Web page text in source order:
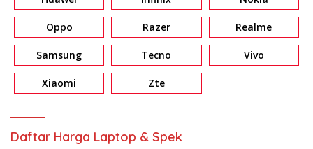
Oppo Razer Realme
Samsung Tecno Vivo
Xiaomi Zte
Daftar Harga Laptop & Spek